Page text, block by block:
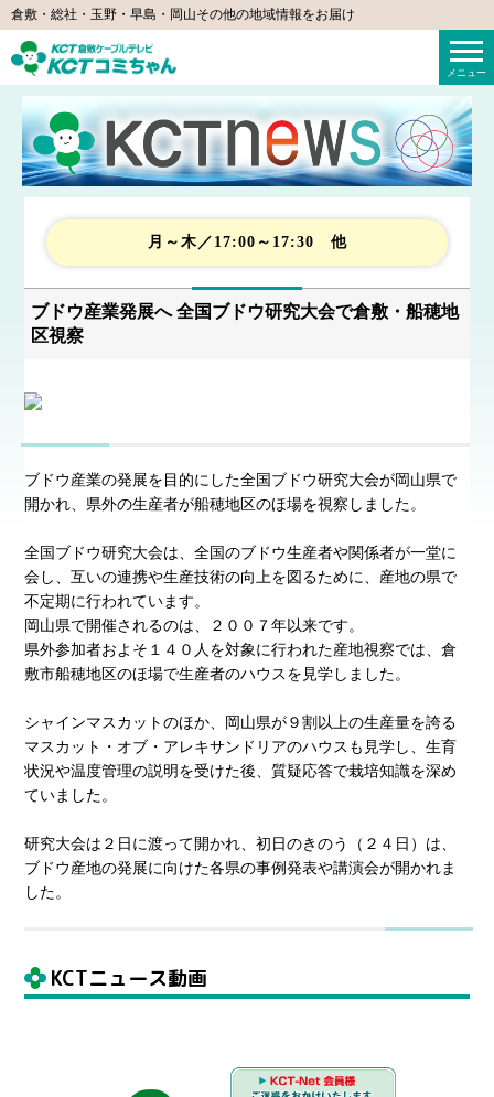
倉敷・総社・玉野・早島・岡山その他の地域情報をお届け
KCTコミちゃん（倉敷ケーブルテレビ）
メニュー
月～木／17:00～17:30 他
ブドウ産業発展へ 全国ブドウ研究大会で倉敷・船穂地
区視察
ブドウ産業の発展を目的にした全国ブドウ研究大会が岡山県で
開かれ、県外の生産者が船穂地区のほ場を視察しました。
全国ブドウ研究大会は、全国のブドウ生産者や関係者が一堂に
会し、互いの連携や生産技術の向上を図るために、産地の県で
不定期に行われています。
岡山県で開催されるのは、２００７年以来です。
県外参加者およそ１４０人を対象に行われた産地視察では、倉
敷市船穂地区のほ場で生産者のハウスを見学しました。
シャインマスカットのほか、岡山県が９割以上の生産量を誇る
マスカット・オブ・アレキサンドリアのハウスも見学し、生育
状況や温度管理の説明を受けた後、質疑応答で栽培知識を深め
ていました。
研究大会は２日に渡って開かれ、初日のきのう（２４日）は、
ブドウ産地の発展に向けた各県の事例発表や講演会が開かれま
した。
KCTニュース動画